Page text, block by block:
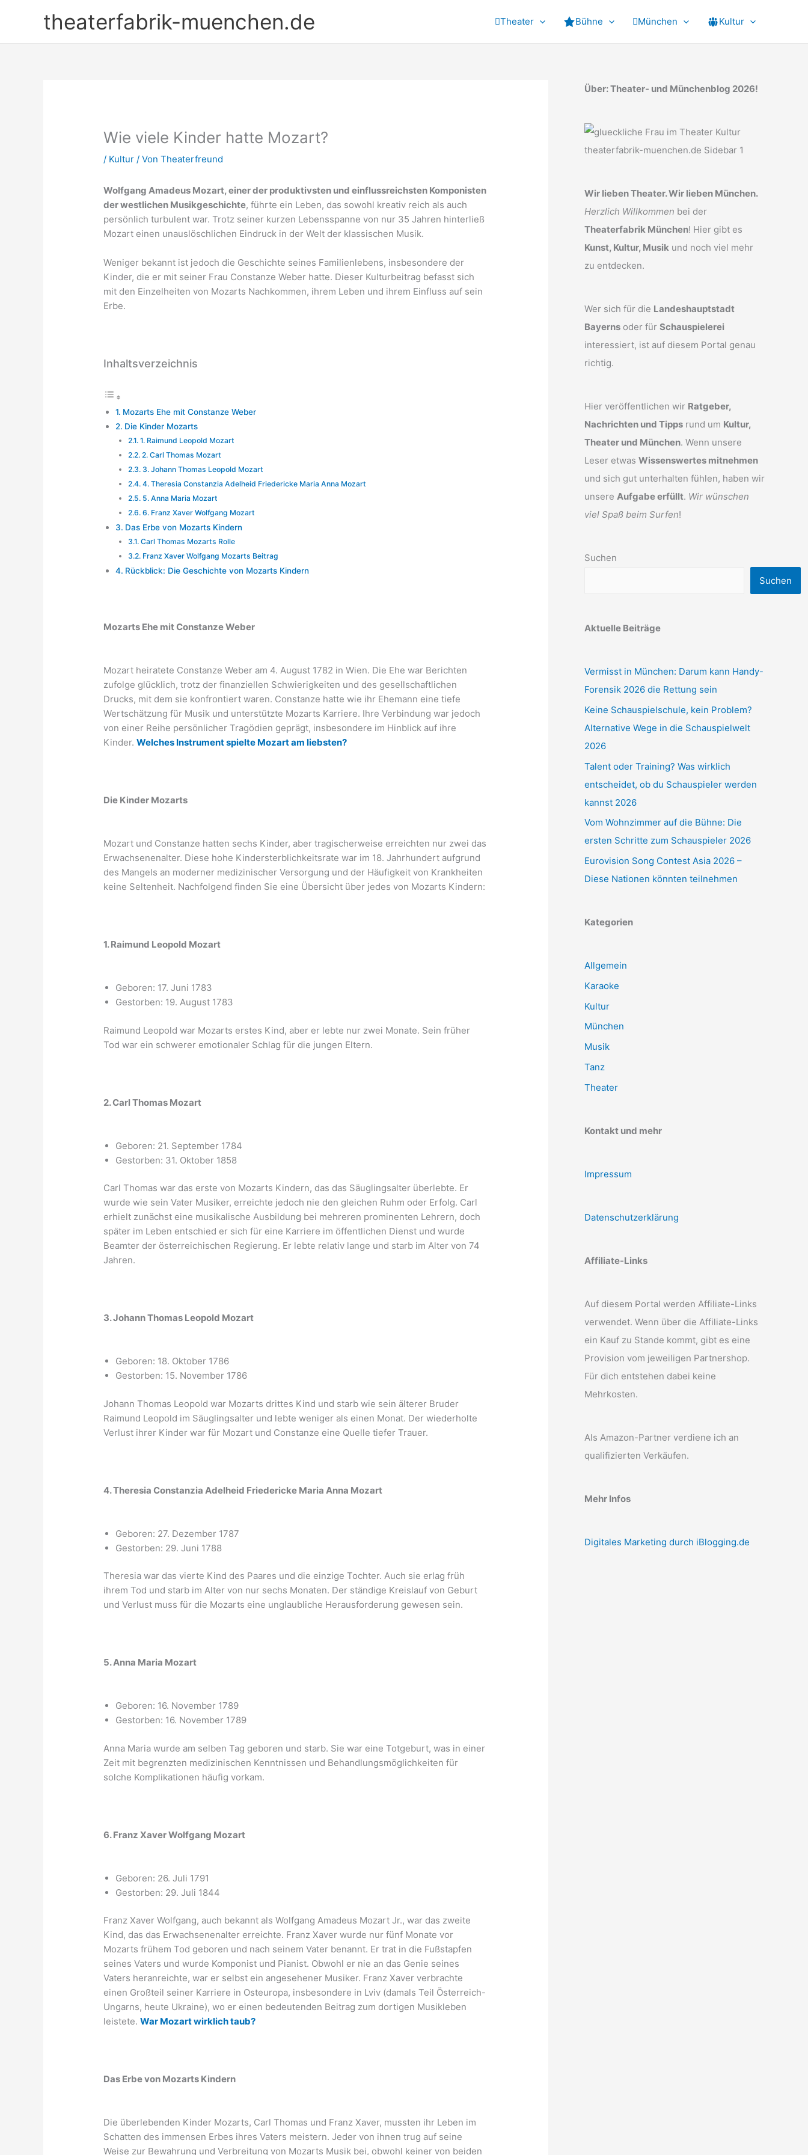
theaterfabrik-muenchen.de Theater Bühne München Kultur
Wie viele Kinder hatte Mozart?
/ Kultur / VonTheaterfreund
Wolfgang Amadeus Mozart, einer der produktivsten und einflussreichsten Komponisten
der westlichen Musikgeschichte, führte ein Leben, das sowohl kreativ reich als auch
persönlich turbulent war. Trotz seiner kurzen Lebensspanne von nur 35 Jahren hinterließ
Mozart einen unauslöschlichen Eindruck in der Welt der klassischen Musik.
Weniger bekannt ist jedoch die Geschichte seines Familienlebens, insbesondere der
Kinder, die er mit seiner Frau Constanze Weber hatte. Dieser Kulturbeitrag befasst sich
mit den Einzelheiten von Mozarts Nachkommen, ihrem Leben und ihrem Einfluss auf sein
Erbe.
Inhaltsverzeichnis
Mozarts Ehe mit Constanze Weber
Die Kinder Mozarts
1. Raimund Leopold Mozart
2. Carl Thomas Mozart
3. Johann Thomas Leopold Mozart
4. Theresia Constanzia Adelheid Friedericke Maria Anna Mozart
5. Anna Maria Mozart
6. Franz Xaver Wolfgang Mozart
Das Erbe von Mozarts Kindern
Carl Thomas Mozarts Rolle
Franz Xaver Wolfgang Mozarts Beitrag
Rückblick: Die Geschichte von Mozarts Kindern
Mozarts Ehe mit Constanze Weber
Mozart heiratete Constanze Weber am 4. August 1782 in Wien. Die Ehe war Berichten
zufolge glücklich, trotz der finanziellen Schwierigkeiten und des gesellschaftlichen
Drucks, mit dem sie konfrontiert waren. Constanze hatte wie ihr Ehemann eine tiefe
Wertschätzung für Musik und unterstützte Mozarts Karriere. Ihre Verbindung war jedoch
von einer Reihe persönlicher Tragödien geprägt, insbesondere im Hinblick auf ihre
Kinder.Welches Instrument spielte Mozart am liebsten?
Die Kinder Mozarts
Mozart und Constanze hatten sechs Kinder, aber tragischerweise erreichten nur zwei das
Erwachsenenalter. Diese hohe Kindersterblichkeitsrate war im 18. Jahrhundert aufgrund
des Mangels an moderner medizinischer Versorgung und der Häufigkeit von Krankheiten
keine Seltenheit. Nachfolgend finden Sie eine Übersicht über jedes von Mozarts Kindern:
1. Raimund Leopold Mozart
Geboren: 17. Juni 1783
Gestorben: 19. August 1783
Raimund Leopold war Mozarts erstes Kind, aber er lebte nur zwei Monate. Sein früher
Tod war ein schwerer emotionaler Schlag für die jungen Eltern.
2. Carl Thomas Mozart
Geboren: 21. September 1784
Gestorben: 31. Oktober 1858
Carl Thomas war das erste von Mozarts Kindern, das das Säuglingsalter überlebte. Er
wurde wie sein Vater Musiker, erreichte jedoch nie den gleichen Ruhm oder Erfolg. Carl
erhielt zunächst eine musikalische Ausbildung bei mehreren prominenten Lehrern, doch
später im Leben entschied er sich für eine Karriere im öffentlichen Dienst und wurde
Beamter der österreichischen Regierung. Er lebte relativ lange und starb im Alter von 74
Jahren.
3. Johann Thomas Leopold Mozart
Geboren: 18. Oktober 1786
Gestorben: 15. November 1786
Johann Thomas Leopold war Mozarts drittes Kind und starb wie sein älterer Bruder
Raimund Leopold im Säuglingsalter und lebte weniger als einen Monat. Der wiederholte
Verlust ihrer Kinder war für Mozart und Constanze eine Quelle tiefer Trauer.
4. Theresia Constanzia Adelheid Friedericke Maria Anna Mozart
Geboren: 27. Dezember 1787
Gestorben: 29. Juni 1788
Theresia war das vierte Kind des Paares und die einzige Tochter. Auch sie erlag früh
ihrem Tod und starb im Alter von nur sechs Monaten. Der ständige Kreislauf von Geburt
und Verlust muss für die Mozarts eine unglaubliche Herausforderung gewesen sein.
5. Anna Maria Mozart
Geboren: 16. November 1789
Gestorben: 16. November 1789
Anna Maria wurde am selben Tag geboren und starb. Sie war eine Totgeburt, was in einer
Zeit mit begrenzten medizinischen Kenntnissen und Behandlungsmöglichkeiten für
solche Komplikationen häufig vorkam.
6. Franz Xaver Wolfgang Mozart
Geboren: 26. Juli 1791
Gestorben: 29. Juli 1844
Franz Xaver Wolfgang, auch bekannt als Wolfgang Amadeus Mozart Jr., war das zweite
Kind, das das Erwachsenenalter erreichte. Franz Xaver wurde nur fünf Monate vor
Mozarts frühem Tod geboren und nach seinem Vater benannt. Er trat in die Fußstapfen
seines Vaters und wurde Komponist und Pianist. Obwohl er nie an das Genie seines
Vaters heranreichte, war er selbst ein angesehener Musiker. Franz Xaver verbrachte
einen Großteil seiner Karriere in Osteuropa, insbesondere in Lviv (damals Teil Österreich-
Ungarns, heute Ukraine), wo er einen bedeutenden Beitrag zum dortigen Musikleben
leistete.War Mozart wirklich taub?
Das Erbe von Mozarts Kindern
Die überlebenden Kinder Mozarts, Carl Thomas und Franz Xaver, mussten ihr Leben im
Schatten des immensen Erbes ihres Vaters meistern. Jeder von ihnen trug auf seine
Weise zur Bewahrung und Verbreitung von Mozarts Musik bei, obwohl keiner von beiden
Über: Theater- und Münchenblog 2026!
Wir lieben Theater. Wir lieben München.
Herzlich Willkommen bei der
Theaterfabrik München! Hier gibt es
Kunst, Kultur, Musik und noch viel mehr
zu entdecken.
Wer sich für die Landeshauptstadt
Bayerns oder für Schauspielerei
interessiert, ist auf diesem Portal genau
richtig.
Hier veröffentlichen wir Ratgeber,
Nachrichten und Tipps rund um Kultur,
Theater und München. Wenn unsere
Leser etwas Wissenswertes mitnehmen
und sich gut unterhalten fühlen, haben wir
unsere Aufgabe erfüllt. Wir wünschen
viel Spaß beim Surfen!
Suchen
Suchen
Aktuelle Beiträge
Vermisst in München: Darum kann Handy-
Forensik 2026 die Rettung sein
Keine Schauspielschule, kein Problem?
Alternative Wege in die Schauspielwelt
2026
Talent oder Training? Was wirklich
entscheidet, ob du Schauspieler werden
kannst 2026
Vom Wohnzimmer auf die Bühne: Die
ersten Schritte zum Schauspieler 2026
Eurovision Song Contest Asia 2026 –
Diese Nationen könnten teilnehmen
Kategorien
Allgemein
Karaoke
Kultur
München
Musik
Tanz
Theater
Kontakt und mehr
Impressum
Datenschutzerklärung
Affiliate-Links
Auf diesem Portal werden Affiliate-Links
verwendet. Wenn über die Affiliate-Links
ein Kauf zu Stande kommt, gibt es eine
Provision vom jeweiligen Partnershop.
Für dich entstehen dabei keine
Mehrkosten.
Als Amazon-Partner verdiene ich an
qualifizierten Verkäufen.
Mehr Infos
Digitales Marketing durch iBlogging.de